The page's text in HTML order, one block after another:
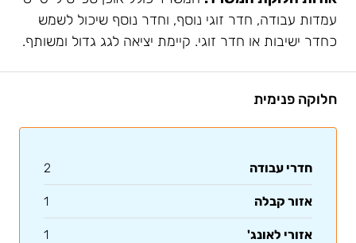
עמדות עבודה, חדר זוגי נוסף, וחדר נוסף שיכול לשמש
כחדר ישיבות או חדר זוגי. קיימת יציאה לגג גדול ומשותף.
חלוקה פנימית
חדרי עבודה 2
אזור קבלה 1
אזורי לאונג' 1